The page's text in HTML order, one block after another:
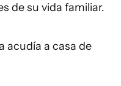
de su vida familiar.
acudía a casa de